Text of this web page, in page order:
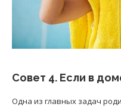
Совет 4. Если в
Одна из главных задач